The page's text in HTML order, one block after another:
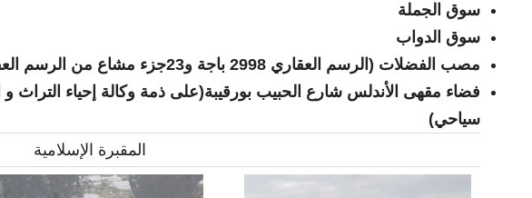
سوق الجملة
سوق الدواب
مصب الفضلات (الرسم العقاري 2998 باجة و23جزء مشاع من الرسم العقاري 3920 باجة)
فضاء مقهى الأندلس شارع الحبيب بورقيبة(على ذمة وكالة إحياء التراث و
سياحي)
المقبرة الإسلامية